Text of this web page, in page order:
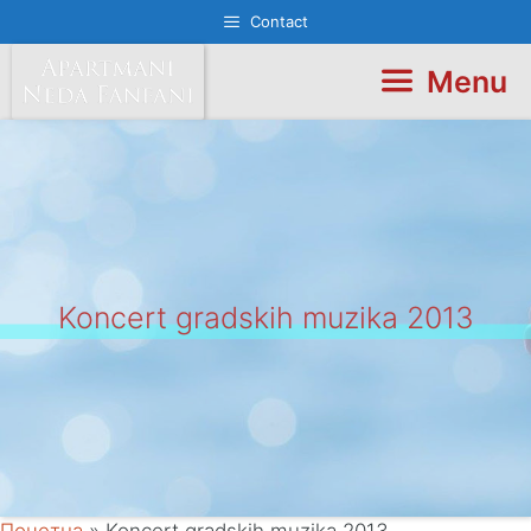
to
content
Contact
Menu
Koncert gradskih muzika 2013